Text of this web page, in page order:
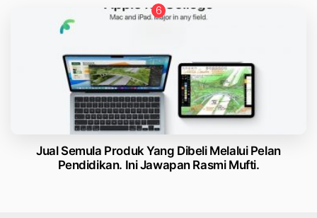
Jual Semula Produk Yang Dibeli Melalui Pelan
Pendidikan. Ini Jawapan Rasmi Mufti.